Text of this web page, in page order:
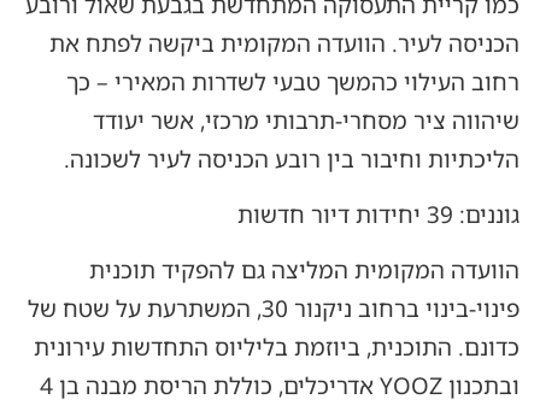
הכניסה לעיר. הוועדה המקומית ביקשה לפתח את
רחוב העילוי כהמשך טבעי לשדרות המאירי – כך
שיהווה ציר מסחרי-תרבותי מרכזי, אשר יעודד
הליכתיות וחיבור בין רובע הכניסה לעיר לשכונה.
גוננים: 39 יחידות דיור חדשות
הוועדה המקומית המליצה גם להפקיד תוכנית
פינוי-בינוי ברחוב ניקנור 30, המשתרעת על שטח של
כדונם. התוכנית, ביוזמת בליליוס התחדשות עירונית
ובתכנון YOOZ אדריכלים, כוללת הריסת מבנה בן 4